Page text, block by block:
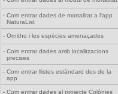
- Com entrar dades de mortalitat a l'app
NaturaList
- Ornitho i les espècies amenaçades
- Com entrar dades amb localitzacions
precises
- Com entrar llistes estàndard des de la
app
- Com entrar dades al projecte Colònies